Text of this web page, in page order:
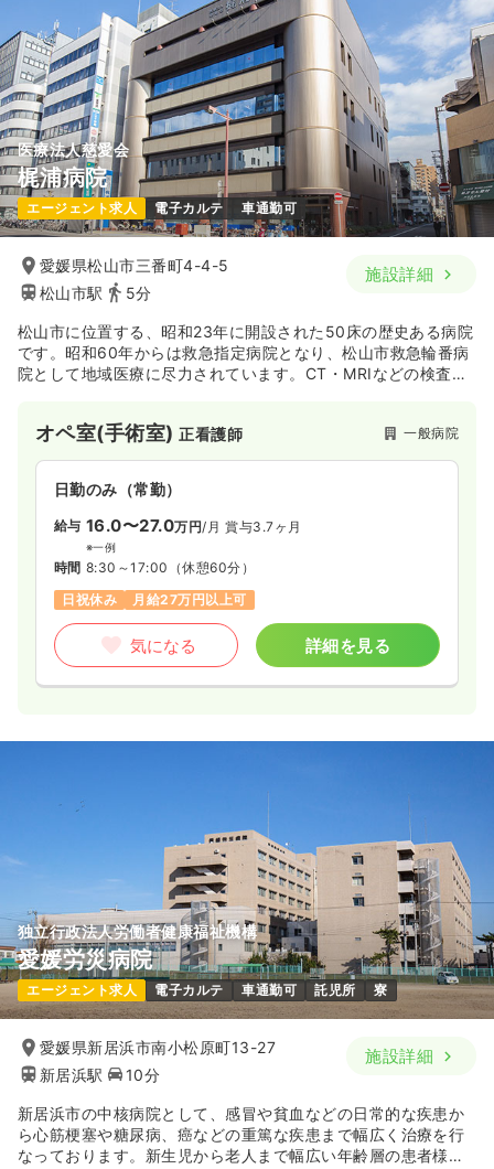
医療法人慈愛会
梶浦病院
エージェント求人 電子カルテ 車通勤可
愛媛県松山市三番町4-4-5
松山市駅
5分
施設詳細
松山市に位置する、昭和23年に開設された50床の歴史ある病院
です。昭和60年からは救急指定病院となり、松山市救急輪番病
院として地域医療に尽力されています。CT・MRIなどの検査機
オペ室(手術室)正看護師 一般病院
日勤のみ（常勤）
給与 16.0〜27.0万円/月 賞与3.7ヶ月
※一例
時間 8:30～17:00 （休憩60分）
日祝休み
月給27万円以上可
気になる 詳細を見る
独立行政法人労働者健康福祉機構
愛媛労災病院
エージェント求人 電子カルテ 車通勤可 託児所 寮
愛媛県新居浜市南小松原町13-27
新居浜駅
10分
施設詳細
新居浜市の中核病院として、感冒や貧血などの日常的な疾患か
ら心筋梗塞や糖尿病、癌などの重篤な疾患まで幅広く治療を行
なっております。新生児から老人まで幅広い年齢層の患者様に